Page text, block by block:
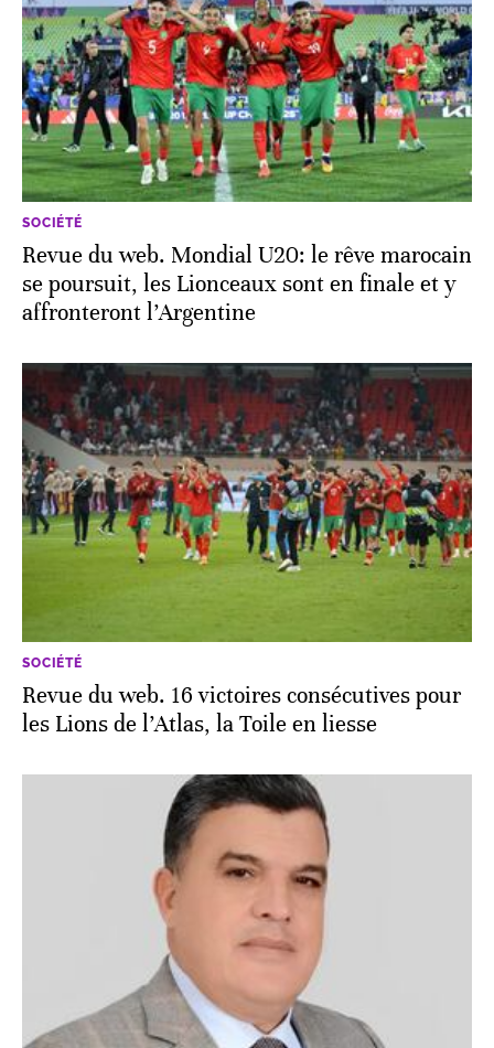
SOCIÉTÉ
Revue du web. Mondial U20: le rêve marocain
se poursuit, les Lionceaux sont en finale et y
affronteront l’Argentine
SOCIÉTÉ
Revue du web. 16 victoires consécutives pour
les Lions de l’Atlas, la Toile en liesse